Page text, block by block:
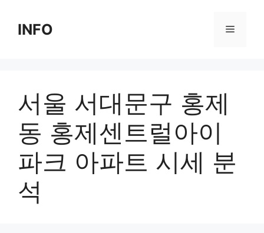
contentINFO Menu
서울 서대문구 홍제
동 홍제센트럴아이
파크 아파트 시세 분
석